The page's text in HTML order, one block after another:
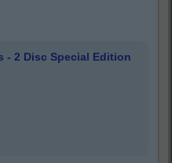
- 2 Disc Special Edition